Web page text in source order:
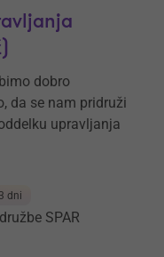
dobro
da se nam pridruži
upravljanja
dni
SPAR